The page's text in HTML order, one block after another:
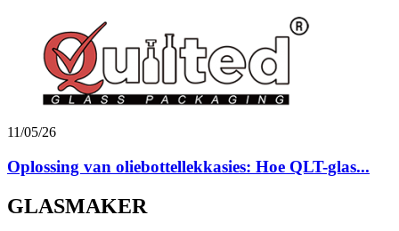
11/05/26
Oplossing van oliebottellekkasies: Hoe QLT-glas...
GLASMAKER